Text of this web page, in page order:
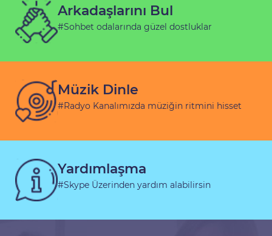
Arkadaşlarını Bul
#Sohbet odalarında güzel dostluklar
Müzik Dinle
#Radyo Kanalımızda müziğin ritmini hisset
Yardımlaşma
#Skype Üzerinden yardım alabilirsin